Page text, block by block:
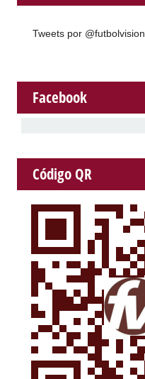
Tweets por @futbolvision
Facebook
Código QR